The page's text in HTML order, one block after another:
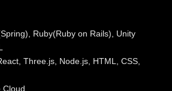
Ruby(Ruby on Rails), Unity
Three.js, Node.js, HTML, CSS,
Cloud